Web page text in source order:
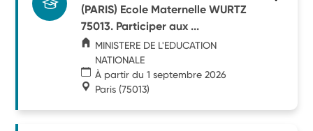
(PARIS) Ecole Maternelle WURTZ
75013. Participer aux ...
MINISTERE DE L'EDUCATION
NATIONALE
À partir du 1 septembre 2026
Paris (75013)